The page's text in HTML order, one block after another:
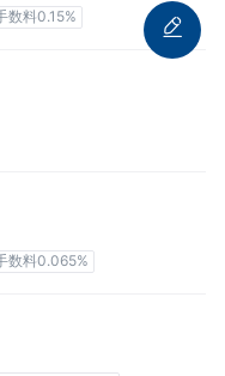
数料0.15%
数料0.065%